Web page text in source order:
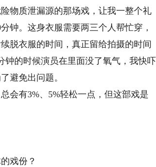
质泄漏源的那场戏，让我一整个礼
钟。这身衣服需要两三个人帮忙穿，
脱衣服的时间，真正留给拍摄的时间
钟的时候演员在里面没了氧气，我快吓
避免出问题。
有3%、5%轻松一点，但这部戏是
戏份？